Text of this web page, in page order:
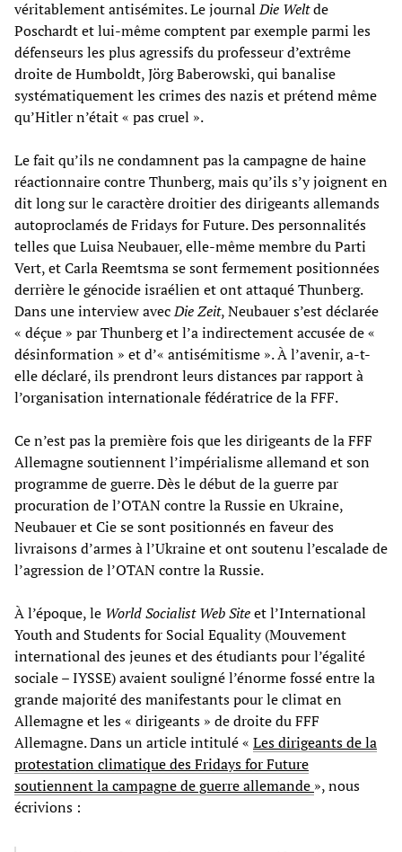
véritablement antisémites. Le journalDie Weltde
Poschardt et lui-même comptent par exemple parmi les
défenseurs les plus agressifs du professeur d’extrême
droite de Humboldt, Jörg Baberowski, qui banalise
systématiquement les crimes des nazis et prétend même
qu’Hitler n’était « pas cruel ».
Le fait qu’ils ne condamnent pas la campagne de haine
réactionnaire contre Thunberg, mais qu’ils s’y joignent en
dit long sur le caractère droitier des dirigeants allemands
autoproclamés de Fridays for Future. Des personnalités
telles que Luisa Neubauer, elle-même membre du Parti
Vert, et Carla Reemtsma se sont fermement positionnées
derrière le génocide israélien et ont attaqué Thunberg.
Dans une interview avecDie Zeit, Neubauer s’est déclarée
« déçue » par Thunberg et l’a indirectement accusée de «
désinformation » et d’« antisémitisme ». À l’avenir, a-t-
elle déclaré, ils prendront leurs distances par rapport à
l’organisation internationale fédératrice de la FFF.
Ce n’est pas la première fois que les dirigeants de la FFF
Allemagne soutiennent l’impérialisme allemand et son
programme de guerre. Dès le début de la guerre par
procuration de l’OTAN contre la Russie en Ukraine,
Neubauer et Cie se sont positionnés en faveur des
livraisons d’armes à l’Ukraine et ont soutenu l’escalade de
l’agression de l’OTAN contre la Russie.
À l’époque, le World Socialist Web Siteet l’International
Youth and Students for Social Equality (Mouvement
international des jeunes et des étudiants pour l’égalité
sociale – IYSSE) avaient souligné l’énorme fossé entre la
grande majorité des manifestants pour le climat en
Allemagne et les « dirigeants » de droite du FFF
Allemagne. Dans un article intitulé « Les dirigeants de la
protestation climatique des Fridays for Future
soutiennent la campagne de guerre allemande », nous
écrivions :